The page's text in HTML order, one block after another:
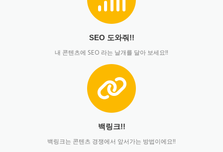
SEO 도와줘!!
내 콘텐츠에 SEO 라는 날개를 달아 보세요!!
백링크!!
백링크는 콘텐츠 경쟁에서 앞서가는 방법이에요!!